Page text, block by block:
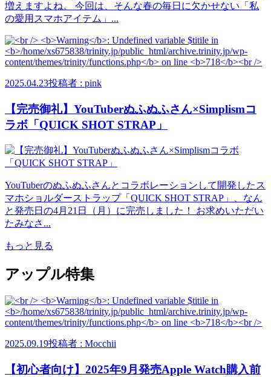
増えますよね。 今回は、そんな春の毎日に欠かせない「私
の愛用スマホアイテム」...
2025.04.23投稿者 : pink
【完売御礼】YouTuberぬふぬふさん×Simplismコ
ラボ「QUICK SHOT STRAP」
YouTuberのぬふぬふさんとコラボレーションして開発したス
マホショルダーストラップ「QUICK SHOT STRAP」、なん
と発売日の4月21日（月）に完売しました！ お求めいただい
たみなさ...
もっと見る
アップル特集
2025.09.19投稿者 : Mocchii
【初心者向け】2025年9月発売Apple Watch購入前